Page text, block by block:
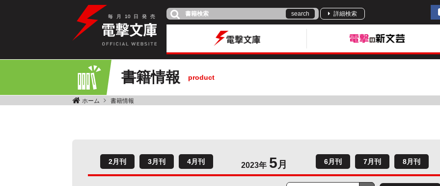
毎 月 10 日 発 売 search 詳細検索
書籍情報 product
ホーム 書籍情報
2023年 5 月
2月刊 3月刊 4月刊 6月刊 7月刊 8月刊